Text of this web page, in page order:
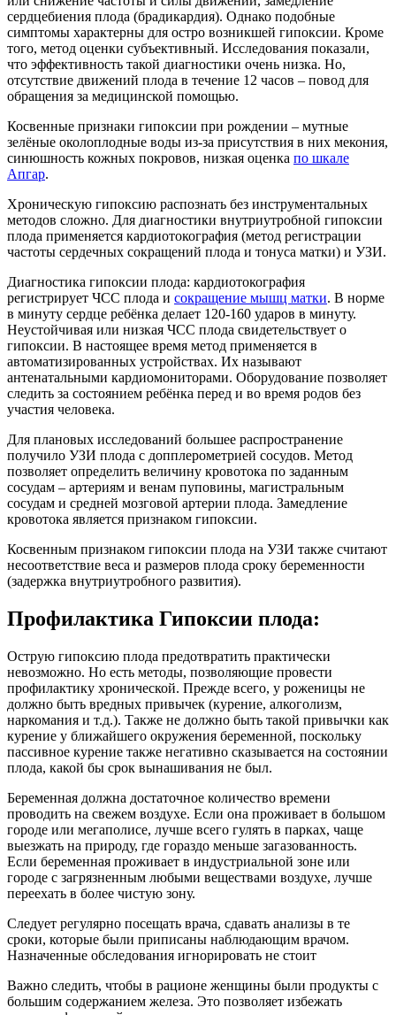
сердцебиения плода (брадикардия). Однако подобные
симптомы характерны для остро возникшей гипоксии. Кроме
того, метод оценки субъективный. Исследования показали,
что эффективность такой диагностики очень низка. Но,
отсутствие движений плода в течение 12 часов – повод для
обращения за медицинской помощью.
Косвенные признаки гипоксии при рождении – мутные
зелёные околоплодные воды из-за присутствия в них мекония,
синюшность кожных покровов, низкая оценка по шкале
Апгар.
Хроническую гипоксию распознать без инструментальных
методов сложно. Для диагностики внутриутробной гипоксии
плода применяется кардиотокография (метод регистрации
частоты сердечных сокращений плода и тонуса матки) и УЗИ.
Диагностика гипоксии плода: кардиотокография
регистрирует ЧСС плода и сокращение мышц матки. В норме
в минуту сердце ребёнка делает 120-160 ударов в минуту.
Неустойчивая или низкая ЧСС плода свидетельствует о
гипоксии. В настоящее время метод применяется в
автоматизированных устройствах. Их называют
антенатальными кардиомониторами. Оборудование позволяет
следить за состоянием ребёнка перед и во время родов без
участия человека.
Для плановых исследований большее распространение
получило УЗИ плода с допплерометрией сосудов. Метод
позволяет определить величину кровотока по заданным
сосудам – артериям и венам пуповины, магистральным
сосудам и средней мозговой артерии плода. Замедление
кровотока является признаком гипоксии.
Косвенным признаком гипоксии плода на УЗИ также считают
несоответствие веса и размеров плода сроку беременности
(задержка внутриутробного развития).
Профилактика Гипоксии плода:
Острую гипоксию плода предотвратить практически
невозможно. Но есть методы, позволяющие провести
профилактику хронической. Прежде всего, у роженицы не
должно быть вредных привычек (курение, алкоголизм,
наркомания и т.д.). Также не должно быть такой привычки как
курение у ближайшего окружения беременной, поскольку
пассивное курение также негативно сказывается на состоянии
плода, какой бы срок вынашивания не был.
Беременная должна достаточное количество времени
проводить на свежем воздухе. Если она проживает в большом
городе или мегаполисе, лучше всего гулять в парках, чаще
выезжать на природу, где гораздо меньше загазованность.
Если беременная проживает в индустриальной зоне или
городе с загрязненным любыми веществами воздухе, лучше
переехать в более чистую зону.
Следует регулярно посещать врача, сдавать анализы в те
сроки, которые были приписаны наблюдающим врачом.
Назначенные обследования игнорировать не стоит
Важно следить, чтобы в рационе женщины были продукты с
большим содержанием железа. Это позволяет избежать